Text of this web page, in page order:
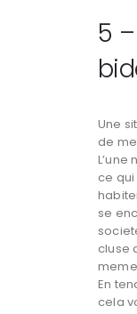
5
Une
de
ce
se
cluse
En
cela